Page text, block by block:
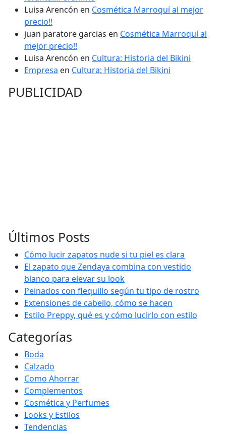
Luisa Arencón en Cosmética Marroquí al mejor
precio!!
juan paratore garcias en Cosmética Marroquí al
mejor precio!!
Luisa Arencón en Cultura: Historia del Bikini
Empresa en Cultura: Historia del Bikini
PUBLICIDAD
Últimos Posts
Cómo lucir zapatos nude si tu piel es clara
El zapato que Zendaya combina con vestido
blanco para elevar su look
Peinados con flequillo según tu tipo de rostro
Extensiones de cabello, cómo se hacen
Estilo Preppy, qué es y cómo lucirlo con estilo
Categorías
Boda
Calzado
Como Ahorrar
Complementos
Cosmética y Perfumes
Looks y Estilos
Tendencias